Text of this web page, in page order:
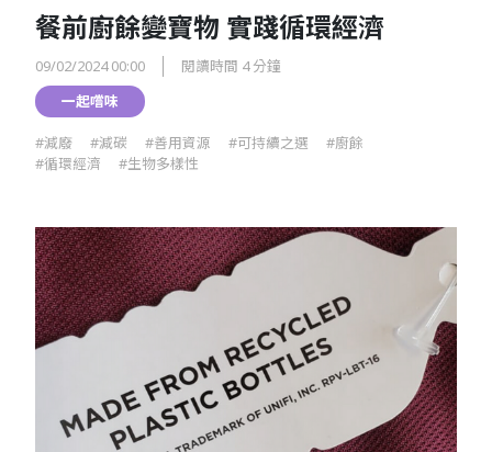
餐前廚餘變寶物 實踐循環經濟
09/02/2024 00:00
閱讀時間 4 分鐘
一起嚐味
#減廢 #減碳 #善用資源 #可持續之選
#廚餘
#循環經濟
#生物多樣性